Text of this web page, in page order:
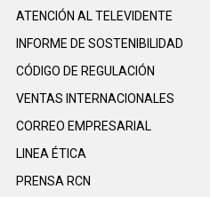
ATENCIÓN AL TELEVIDENTE
INFORME DE SOSTENIBILIDAD
CÓDIGO DE REGULACIÓN
VENTAS INTERNACIONALES
CORREO EMPRESARIAL
LINEA ÉTICA
PRENSA RCN